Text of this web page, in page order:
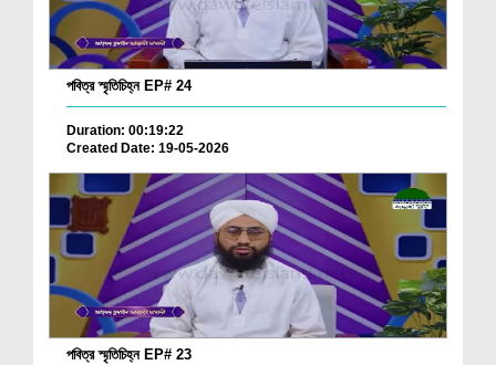
পবিত্র স্মৃতিচিহ্ন EP# 24
Duration: 00:19:22
Created Date: 19-05-2026
পবিত্র স্মৃতিচিহ্ন EP# 23